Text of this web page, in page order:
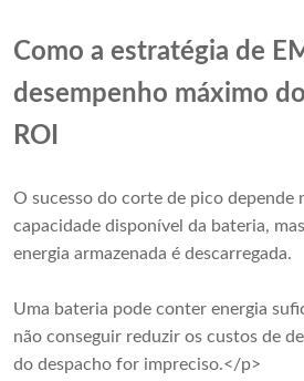
Como a estratégia de
desempenho máximo
ROI
O sucesso do corte de pico depende
capacidade disponível da bateria,
energia armazenada é descarregada.
Uma bateria pode conter energia
não conseguir reduzir os custos de
do despacho for impreciso.</p>